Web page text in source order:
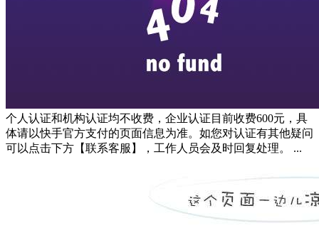
个人认证和机构认证均不收费，企业认证目前收费600元，具
体请以快手官方支付的页面信息为准。如您对认证有其他疑问
可以点击下方【联系客服】，工作人员会及时回复处理。 ...